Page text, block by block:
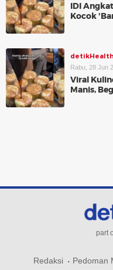
IDI
Kocok
detikHealth
Rabu, 28 Jun
Viral
Manis,
part
Redaksi Pedoman